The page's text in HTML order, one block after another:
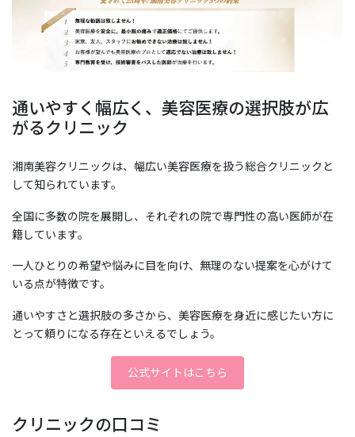
通いやすく幅広く、美容医療の選択肢が広
がるクリニック
湘南美容クリニックは、幅広い美容医療を扱う総合クリニックと
して知られています。
​全国に多数の院を展開し、それぞれの院で専門性の高い医師が在
籍しています。​
一人ひとりの希望や悩みに目を向け、無理のない提案を心がけて
いる点が特徴です。
通いやすさと選択肢の多さから、美容医療を身近に感じたい方に
とって頼りになる存在といえるでしょう。
公式サイトはこちら
クリニックの口コミ